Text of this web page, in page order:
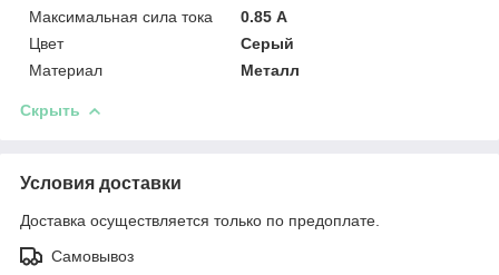
Максимальная сила тока
0.85 А
Цвет
Серый
Материал
Металл
Скрыть
Условия доставки
Доставка осуществляется только по предоплате.
Самовывоз